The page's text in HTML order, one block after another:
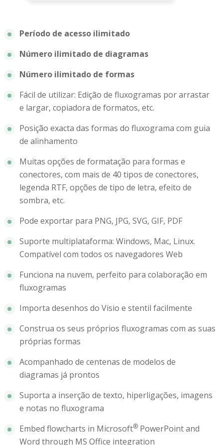
Período de acesso ilimitado
Número ilimitado de diagramas
Número ilimitado de formas
Fácil de utilizar: Edição de fluxogramas por arrastar
e largar, copiadora de formatos, etc.
Posição exacta das formas do fluxograma com guia
de alinhamento
Muitas opções de formatação para formas e
conectores, com mais de 40 tipos de conectores,
legenda RTF, opções de tipo de letra, efeito de
sombra, etc.
Pode exportar para PNG, JPG, SVG, GIF, PDF
Suporte multiplataforma: Windows, Mac, Linux.
Compatível com todos os navegadores Web
Funciona na nuvem, perfeito para colaboração em
fluxogramas
Importa desenhos do Visio e stentil facilmente
Construa os seus próprios fluxogramas com as suas
próprias formas
Acompanhado de centenas de modelos de
diagramas já prontos
Suporta a inserção de texto, hiperligações, imagens
e notas no fluxograma
Embed flowcharts in Microsoft® PowerPoint and
Word through MS Office integration